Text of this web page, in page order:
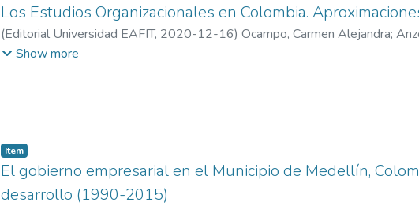
Los Estudios Organizacionales en Colombia.
(Editorial Universidad EAFIT, 2020-12-16) Ocampo, Carmen Alejandra;
EAFIT. Departamento de Administración
Show more
Item
El gobierno empresarial en el Municipio de Medellín,
desarrollo (1990-2015)